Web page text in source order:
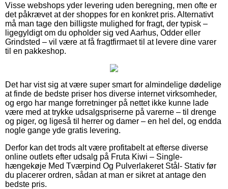
Visse webshops yder levering uden beregning, men ofte er
det påkrævet at der shoppes for en konkret pris. Alternativt
må man tage den billigste mulighed for fragt, der typisk –
ligegyldigt om du opholder sig ved Aarhus, Odder eller
Grindsted – vil være at få fragtfirmaet til at levere dine varer
til en pakkeshop.
Det har vist sig at være super smart for almindelige dødelige
at finde de bedste priser hos diverse internet virksomheder,
og ergo har mange forretninger på nettet ikke kunne lade
være med at trykke udsalgspriserne på varerne – til drenge
og piger, og ligeså til herrer og damer – en hel del, og endda
nogle gange yde gratis levering.
Derfor kan det trods alt være profitabelt at efterse diverse
online outlets efter udsalg på Fruta Kiwi – Single-
hængekøje Med Tværpind Og Pulverlakeret Stål- Stativ før
du placerer ordren, sådan at man er sikret at antage den
bedste pris.